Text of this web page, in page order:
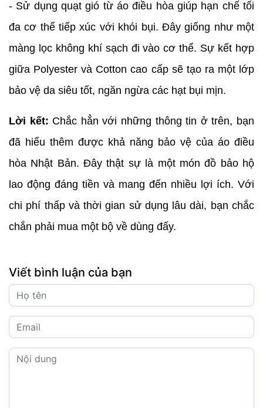
- Sử dụng quạt gió từ áo điều hòa giúp hạn chế tối
đa cơ thể tiếp xúc với khói bụi. Đây giống như một
màng lọc không khí sạch đi vào cơ thể. Sự kết hợp
giữa Polyester và Cotton cao cấp sẽ tạo ra một lớp
bảo vệ da siêu tốt, ngăn ngừa các hạt bụi mịn.
Lời kết: Chắc hẳn với những thông tin ở trên, bạn
đã hiểu thêm được khả năng bảo vệ của áo điều
hòa Nhật Bản. Đây thật sự là một món đồ bảo hộ
lao động đáng tiền và mang đến nhiều lợi ích. Với
chi phí thấp và thời gian sử dụng lâu dài, bạn chắc
chắn phải mua một bộ về dùng đấy.
Viết bình luận của bạn